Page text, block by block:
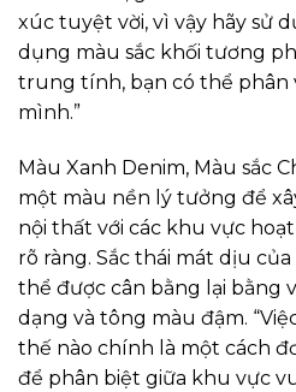
xúc tuyệt vời, vì vậy hãy sử
dụng màu sắc khối tương
trung tính, bạn có thể phân
mình.”
Màu Xanh Denim, Màu sắc
một màu nền lý tưởng để
nội thất với các khu vực
rõ ràng. Sắc thái mát dịu
thể được cân bằng lại bằng
dạng và tông màu đậm.
thế nào chính là một cách
để phân biệt giữa khu vực